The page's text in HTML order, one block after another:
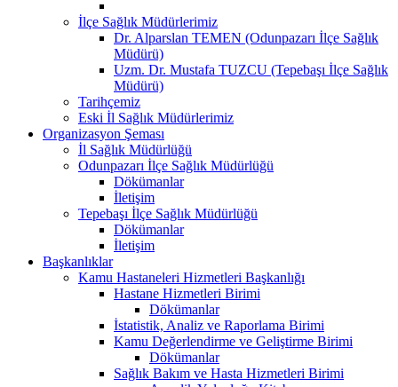
İlçe Sağlık Müdürlerimiz
Dr. Alparslan TEMEN (Odunpazarı İlçe Sağlık
Müdürü)
Uzm. Dr. Mustafa TUZCU (Tepebaşı İlçe Sağlık
Müdürü)
Tarihçemiz
Eski İl Sağlık Müdürlerimiz
Organizasyon Şeması
İl Sağlık Müdürlüğü
Odunpazarı İlçe Sağlık Müdürlüğü
Dökümanlar
İletişim
Tepebaşı İlçe Sağlık Müdürlüğü
Dökümanlar
İletişim
Başkanlıklar
Kamu Hastaneleri Hizmetleri Başkanlığı
Hastane Hizmetleri Birimi
Dökümanlar
İstatistik, Analiz ve Raporlama Birimi
Kamu Değerlendirme ve Geliştirme Birimi
Dökümanlar
Sağlık Bakım ve Hasta Hizmetleri Birimi